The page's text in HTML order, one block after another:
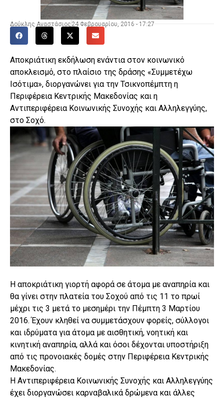
Δούκλης Αναστάσιος 24 Φεβρουαρίου, 2016 - 17:27
Αποκριάτικη εκδήλωση ενάντια στον κοινωνικό
αποκλεισμό, στο πλαίσιο της δράσης «Συμμετέχω
Ισότιμα», διοργανώνει για την Τσικνοπέμπτη η
Περιφέρεια Κεντρικής Μακεδονίας και η
Αντιπεριφέρεια Κοινωνικής Συνοχής και Αλληλεγγύης,
στο Σοχό.
Η αποκριάτικη γιορτή αφορά σε άτομα με αναπηρία και
θα γίνει στην πλατεία του Σοχού από τις 11 το πρωί
μέχρι τις 3 μετά το μεσημέρι την Πέμπτη 3 Μαρτίου
2016. Έχουν κληθεί να συμμετάσχουν φορείς, σύλλογοι
και ιδρύματα για άτομα με αισθητική, νοητική και
κινητική αναπηρία, αλλά και όσοι δέχονται υποστήριξη
από τις προνοιακές δομές στην Περιφέρεια Κεντρικής
Μακεδονίας.
Η Αντιπεριφέρεια Κοινωνικής Συνοχής και Αλληλεγγύης
έχει διοργανώσει καρναβαλικά δρώμενα και άλλες